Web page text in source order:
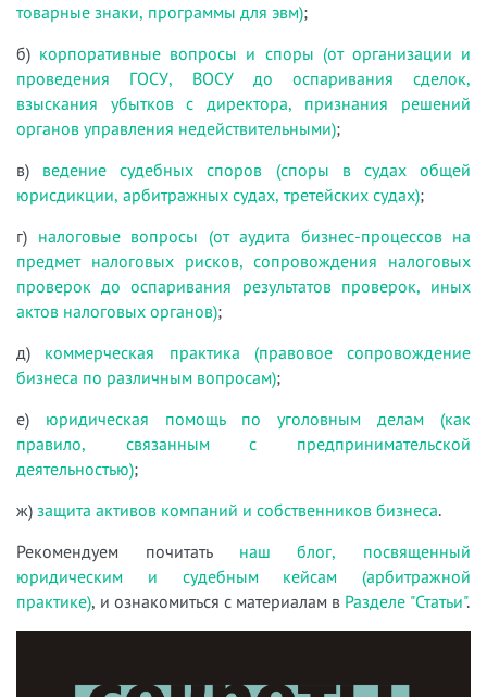
товарные знаки, программы для эвм);
б) корпоративные вопросы и споры (от организации и
проведения ГОСУ, ВОСУ до оспаривания сделок,
взыскания убытков с директора, признания решений
органов управления недействительными);
в) ведение судебных споров (споры в судах общей
юрисдикции, арбитражных судах, третейских судах);
г) налоговые вопросы (от аудита бизнес-процессов на
предмет налоговых рисков, сопровождения налоговых
проверок до оспаривания результатов проверок, иных
актов налоговых органов);
д) коммерческая практика (правовое сопровождение
бизнеса по различным вопросам);
е) юридическая помощь по уголовным делам (как
правило, связанным с предпринимательской
деятельностью);
ж) защита активов компаний и собственников бизнеса.
Рекомендуем почитать наш блог, посвященный
юридическим и судебным кейсам (арбитражной
практике), и ознакомиться с материалам в Разделе "Статьи".